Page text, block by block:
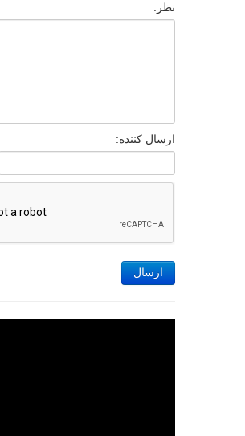
نظر:
ارسال کننده:
ارسال